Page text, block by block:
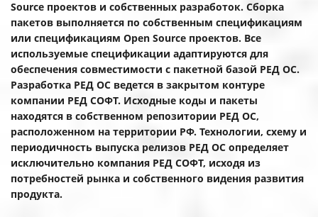
Source проектов и собственных разработок. Сборка
пакетов выполняется по собственным спецификациям
или спецификациям Open Source проектов. Все
используемые спецификации адаптируются для
обеспечения совместимости с пакетной базой РЕД ОС.
Разработка РЕД ОС ведется в закрытом контуре
компании РЕД СОФТ. Исходные коды и пакеты
находятся в собственном репозитории РЕД ОС,
расположенном на территории РФ. Технологии, схему и
периодичность выпуска релизов РЕД ОС определяет
исключительно компания РЕД СОФТ, исходя из
потребностей рынка и собственного видения развития
продукта.